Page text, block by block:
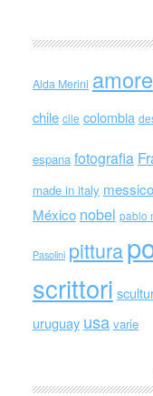
Alda Merini amore
chile cile colombia
espana fotografia
made in italy messico
México nobel pablo
Pasolini pittura
scrittori
uruguay usa varie